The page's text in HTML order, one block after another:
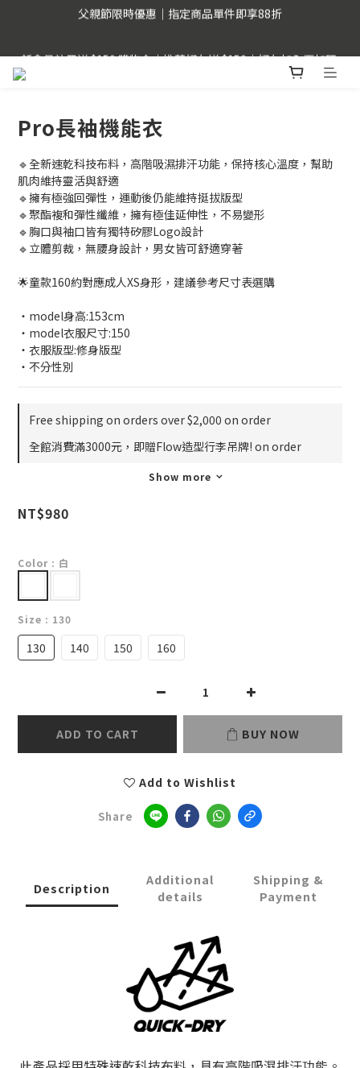
父親節限時優惠｜指定商品單件即享88折
獲得更順暢的購物體驗。
父親節限時優惠｜指定商品單件即享88折
Pro長袖機能衣
🔹全新速乾科技布料，高階吸濕排汗功能，保持核心溫度，幫助
肌肉維持靈活與舒適
🔹擁有極強回彈性，運動後仍能維持挺拔版型
🔹聚酯複和彈性纖維，擁有極佳延伸性，不易變形
🔹胸口與袖口皆有獨特矽膠Logo設計
🔹立體剪裁，無腰身設計，男女皆可舒適穿著
🌟童款160約對應成人XS身形，建議參考尺寸表選購
・model身高:153cm
・model衣服尺寸:150
・衣服版型:修身版型
・不分性別
Free shipping on orders over $2,000 on order
全館消費滿3000元，即贈Flow造型行李吊牌! on order
Show more
NT$980
Color : 白
Size : 130
130 140 150 160
ADD TO CART BUY NOW
Add to Wishlist
Share
Description
Additional
details
Shipping &
Payment